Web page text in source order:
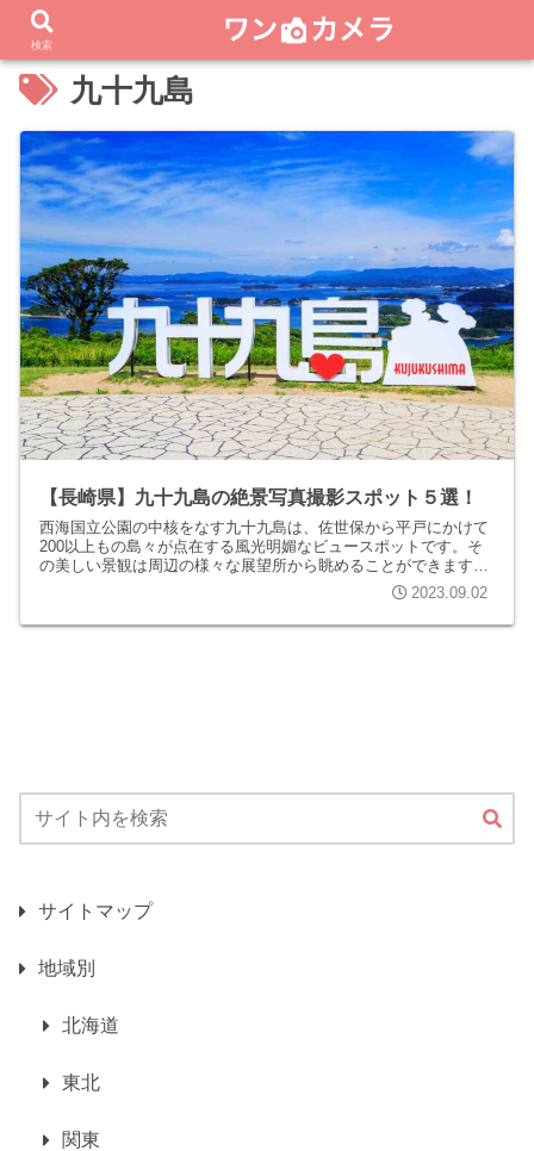
九十九島
【長崎県】九十九島の絶景写真撮影スポット５選！
西海国立公園の中核をなす九十九島は、佐世保から平戸にかけて
200以上もの島々が点在する風光明媚なビュースポットです。そ
の美しい景観は周辺の様々な展望所から眺めることができます
が、場所や季節、時間帯によって印象が大きく変わります。今回
2023.09.02
サイトマップ
地域別
北海道
東北
関東
検索